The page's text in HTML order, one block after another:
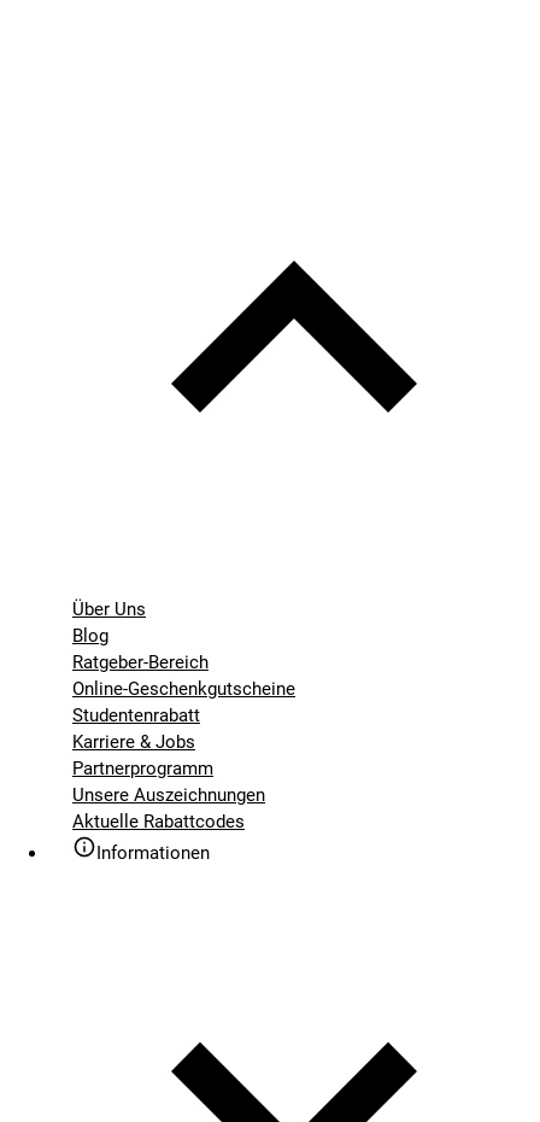
Über Uns
Blog
Ratgeber-Bereich
Online-Geschenkgutscheine
Studentenrabatt
Karriere & Jobs
Partnerprogramm
Unsere Auszeichnungen
Aktuelle Rabattcodes
Informationen